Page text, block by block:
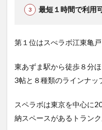
最短１時間で利用
第１位はスぺラボ江東亀戸
東あずま駅から徒歩８分
3帖と８種類のラインナッ
スペラボは東京を中心に
納スペースがあるトランク